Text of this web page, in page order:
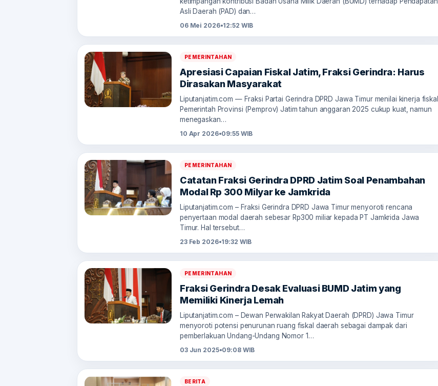
Asli Daerah (PAD) dan…
06 Mei 2026•12:52 WIB
PEMERINTAHAN
Apresiasi Capaian Fiskal Jatim, Fraksi Gerindra: Harus
Dirasakan Masyarakat
Liputanjatim.com — Fraksi Partai Gerindra DPRD Jawa Timur menilai kinerja fiskal
Pemerintah Provinsi (Pemprov) Jatim tahun anggaran 2025 cukup kuat, namun
menegaskan…
10 Apr 2026•09:55 WIB
PEMERINTAHAN
Catatan Fraksi Gerindra DPRD Jatim Soal Penambahan
Modal Rp 300 Milyar ke Jamkrida
Liputanjatim.com – Fraksi Gerindra DPRD Jawa Timur menyoroti rencana
penyertaan modal daerah sebesar Rp300 miliar kepada PT Jamkrida Jawa
Timur. Hal tersebut…
23 Feb 2026•19:32 WIB
PEMERINTAHAN
Fraksi Gerindra Desak Evaluasi BUMD Jatim yang
Memiliki Kinerja Lemah
Liputanjatim.com – Dewan Perwakilan Rakyat Daerah (DPRD) Jawa Timur
menyoroti potensi penurunan ruang fiskal daerah sebagai dampak dari
pemberlakuan Undang-Undang Nomor 1…
03 Jun 2025•09:08 WIB
BERITA